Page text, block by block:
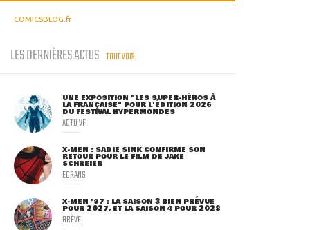
COMICSBLOG.fr
LES DERNIÈRES ACTUS TOUT VOIR
UNE EXPOSITION "LES SUPER-HÉROS À
LA FRANÇAISE" POUR L'ÉDITION 2026
DU FESTIVAL HYPERMONDES
ACTU VF
X-MEN : SADIE SINK CONFIRME SON
RETOUR POUR LE FILM DE JAKE
SCHREIER
ECRANS
X-MEN '97 : LA SAISON 3 BIEN PRÉVUE
POUR 2027, ET LA SAISON 4 POUR 2028
BRÈVE